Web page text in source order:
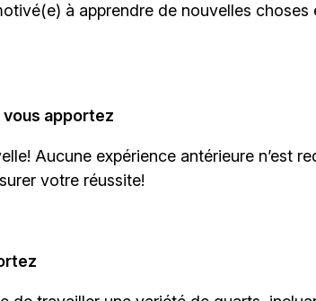
à apprendre de nouvelles
vous apportez
Aucune expérience antérieure n’est
votre réussite!